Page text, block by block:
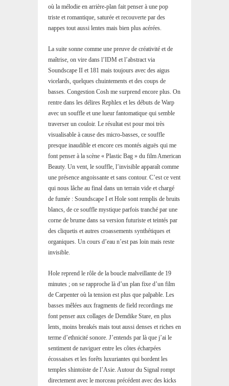
où la mélodie en arrière-plan fait penser à une pop
triste et romantique, saturée et recouverte par des
nappes tout aussi lentes mais bien plus acérées.
La suite sonne comme une preuve de créativité et de
maîtrise, on vire dans l’IDM et l’abstract via
Soundscape II et 181 mais toujours avec des aigus
vicelards, quelques chuintements et des coups de
basses. Congestion Cosh me surprend encore plus. On
rentre dans les délires Rephlex et les débuts de Warp
avec un souffle et une lueur fantomatique qui semble
traverser un couloir. Le résultat est pour moi très
visualisable à cause des micro-basses, ce souffle
presque inaudible et encore ces montés aiguës qui me
font penser à la scène « Plastic Bag » du film American
Beauty. Un vent, le souffle, l’invisible apparaît comme
une présence angoissante et sans contour. C’est ce vent
qui nous lâche au final dans un terrain vide et chargé
de fumée : Soundscape I et Hole sont remplis de bruits
blancs, de ce souffle mystique parfois tranché par une
corne de brume dans sa version futuriste et teintés par
des cliquetis et autres croassements synthétiques et
organiques. Un cours d’eau n’est pas loin mais reste
invisible.
Hole reprend le rôle de la boucle malveillante de 19
minutes ; on se rapproche là d’un plan fixe d’un film
de Carpenter où la tension est plus que palpable. Les
basses mêlées aux fragments de field recordings me
font penser aux collages de Demdike Stare, en plus
lents, moins breakés mais tout aussi denses et riches en
terme d’ethnicité sonore. J’entends par là que j’ai le
sentiment de naviguer entre les côtes écharpées
écossaises et les forêts luxuriantes qui bordent les
temples shintoïste de l’Asie. Autour du Signal rompt
directement avec le morceau précédent avec des kicks